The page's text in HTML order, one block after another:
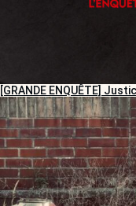
[GRANDE ENQUÊTE]